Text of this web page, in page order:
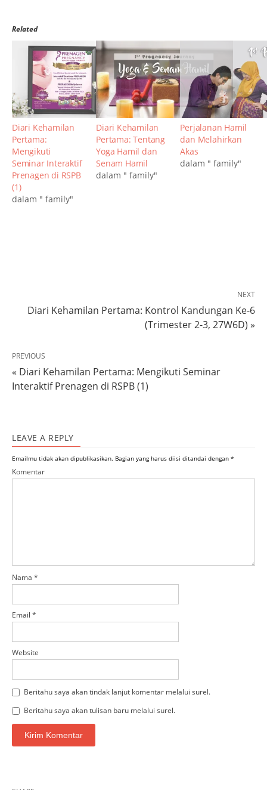
Related
Diari Kehamilan
Pertama:
Mengikuti
Seminar Interaktif
Prenagen di RSPB
(1)
dalam " family"
Diari Kehamilan
Pertama: Tentang
Yoga Hamil dan
Senam Hamil
dalam " family"
Perjalanan Hamil
dan Melahirkan
Akas
dalam " family"
NEXT
Diari Kehamilan Pertama: Kontrol Kandungan Ke-6
(Trimester 2-3, 27W6D) »
PREVIOUS
« Diari Kehamilan Pertama: Mengikuti Seminar
Interaktif Prenagen di RSPB (1)
LEAVE A REPLY
Emailmu tidak akan dipublikasikan. Bagian yang harus diisi ditandai dengan *
Komentar
Nama *
Email *
Website
Beritahu saya akan tindak lanjut komentar melalui surel.
Beritahu saya akan tulisan baru melalui surel.